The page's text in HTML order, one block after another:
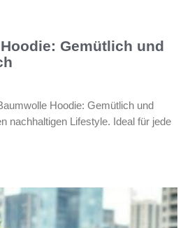
Gemütlich und
Hoodie: Gemütlich und
nachhaltigen Lifestyle. Ideal für jede